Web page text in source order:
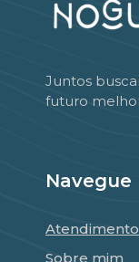
Juntos
futuro
Navegue
Atendimento
Sobre mim